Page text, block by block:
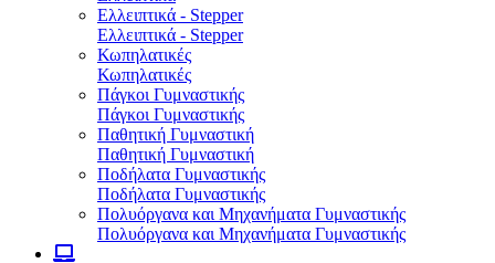
Ελλειπτικά - Stepper
Ελλειπτικά - Stepper
Κωπηλατικές
Κωπηλατικές
Πάγκοι Γυμναστικής
Πάγκοι Γυμναστικής
Παθητική Γυμναστική
Παθητική Γυμναστική
Ποδήλατα Γυμναστικής
Ποδήλατα Γυμναστικής
Πολυόργανα και Μηχανήματα Γυμναστικής
Πολυόργανα και Μηχανήματα Γυμναστικής